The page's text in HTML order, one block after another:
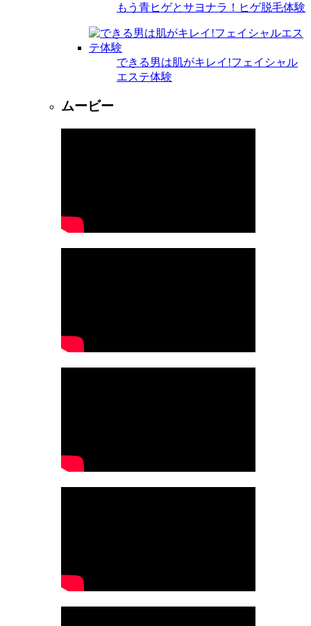
もう青ヒゲとサヨナラ！ヒゲ脱毛体験
できる男は肌がキレイ!フェイシャル
エステ体験
ムービー